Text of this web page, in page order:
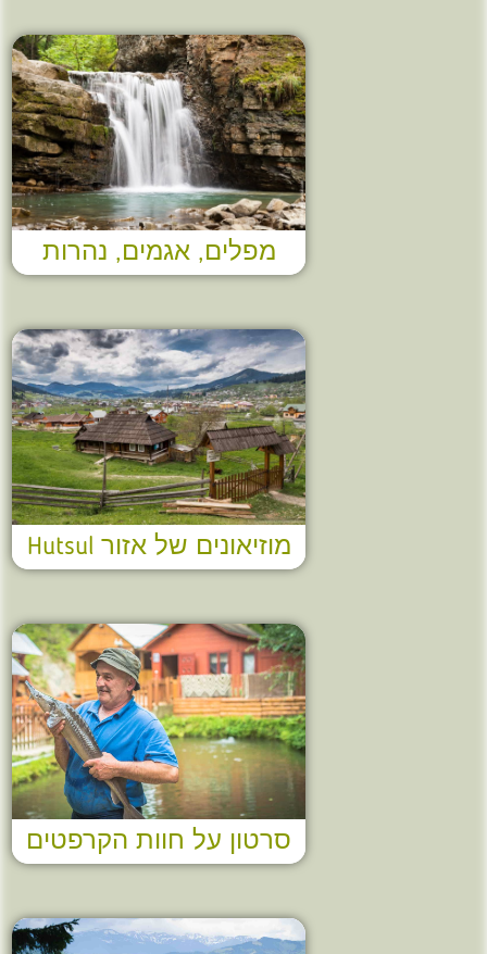
מפלים, אגמים, נהרות
מוזיאונים של אזור Hutsul
סרטון על חוות הקרפטים